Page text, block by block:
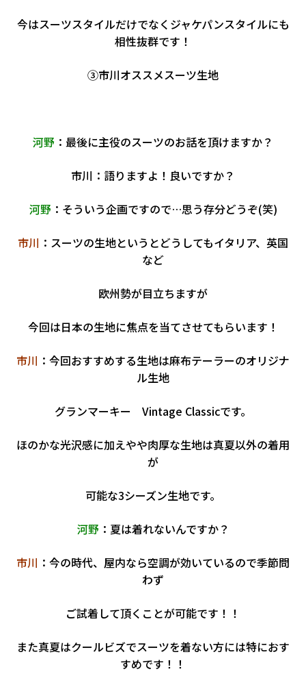
今はスーツスタイルだけでなくジャケパンスタイルにも
相性抜群です！
③市川オススメスーツ生地
河野 ：最後に主役のスーツのお話を頂けますか？
市川：語りますよ！良いですか？
河野 ：そういう企画ですので…思う存分どうぞ(笑)
市川 ：スーツの生地というとどうしてもイタリア、英国
など
欧州勢が目立ちますが
今回は日本の生地に焦点を当てさせてもらいます！
市川 ：今回おすすめする生地は麻布テーラーのオリジナ
ル生地
グランマーキー Vintage Classicです。
ほのかな光沢感に加えやや肉厚な生地は真夏以外の着用
が
可能な3シーズン生地です。
河野 ：夏は着れないんですか？
市川 ：今の時代、屋内なら空調が効いているので季節問
わず
ご試着して頂くことが可能です！！
また真夏はクールビズでスーツを着ない方には特におす
すめです！！